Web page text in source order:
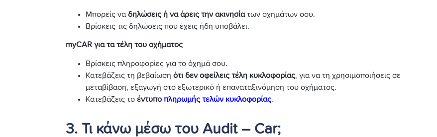
Μπορείς να δηλώσεις ή να άρεις την ακινησίατων οχημάτων σου.
Βρίσκεις τις δηλώσεις που έχεις ήδη υποβάλει.
myCAR για τα τέλη του οχήματος
Βρίσκεις πληροφορίες για το όχημά σου.
Κατεβάζεις τη βεβαίωση ότι δεν οφείλεις τέλη κυκλοφορίας , για να τη χρησιμοποιήσεις σε
μεταβίβαση, εξαγωγή στο εξωτερικό ή επαναταξινόμηση του οχήματος.
Κατεβάζεις το έντυπο πληρωμής τελών κυκλοφορίας.
3. Τι κάνω μέσω του Audit – Car;